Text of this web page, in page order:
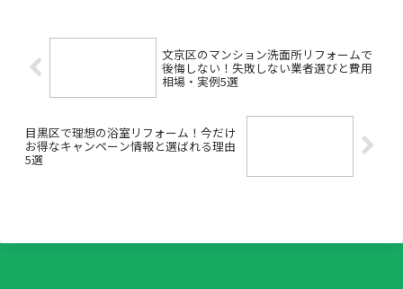
文京区のマンション洗面所リフォームで
後悔しない！失敗しない業者選びと費用
相場・実例5選
目黒区で理想の浴室リフォーム！今だけ
お得なキャンペーン情報と選ばれる理由
5選